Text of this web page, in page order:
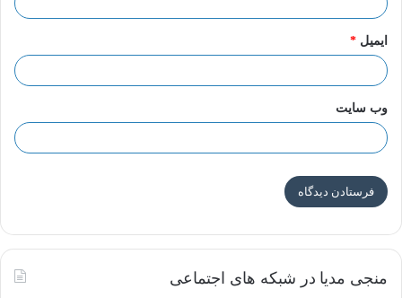
ایمیل *
وب‌ سایت
منجی مدیا در شبکه های اجتماعی